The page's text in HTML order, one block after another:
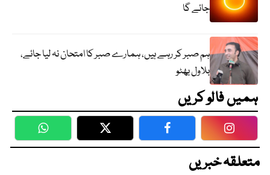
جائے گا
ہم صبر کر رہے ہیں، ہمارے صبر کا امتحان نہ لیا جائے،
بلاول بھٹو
ہمیں فالو کریں
WhatsApp Twitter Facebook
متعلقہ خبریں